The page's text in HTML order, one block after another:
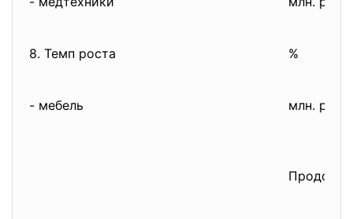
8. Темп роста %
- мебель млн. руб.